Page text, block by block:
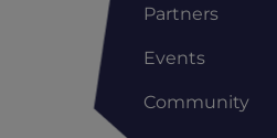
Partners
Events
Community